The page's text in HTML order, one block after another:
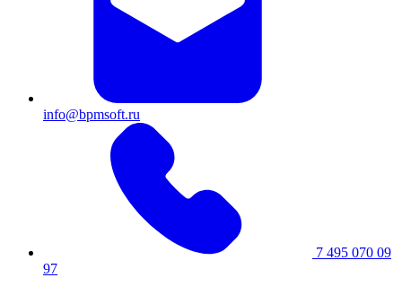
info@bpmsoft.ru
7 495 070 09
97